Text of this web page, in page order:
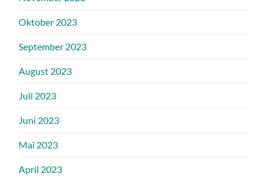
Oktober 2023
September 2023
August 2023
Juli 2023
Juni 2023
Mai 2023
April 2023